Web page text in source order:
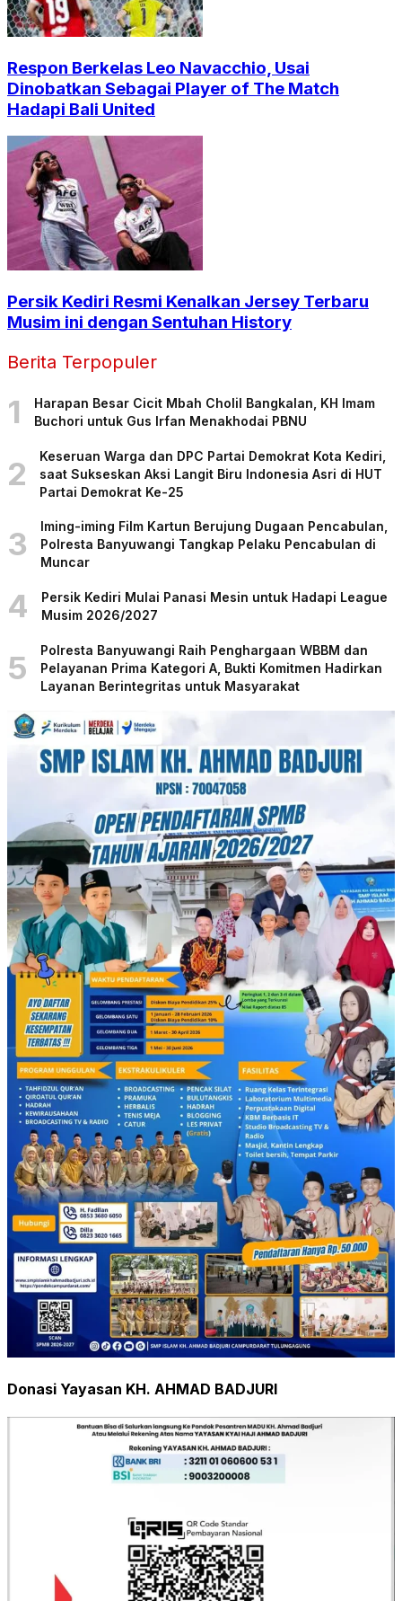
Respon Berkelas Leo Navacchio, Usai
Dinobatkan Sebagai Player of The Match
Hadapi Bali United
Persik Kediri Resmi Kenalkan Jersey Terbaru
Musim ini dengan Sentuhan History
Berita Terpopuler
1
Harapan Besar Cicit Mbah Cholil Bangkalan, KH Imam
Buchori untuk Gus Irfan Menakhodai PBNU
2
Keseruan Warga dan DPC Partai Demokrat Kota Kediri,
saat Sukseskan Aksi Langit Biru Indonesia Asri di HUT
Partai Demokrat Ke-25
3
Iming-iming Film Kartun Berujung Dugaan Pencabulan,
Polresta Banyuwangi Tangkap Pelaku Pencabulan di
Muncar
4
Persik Kediri Mulai Panasi Mesin untuk Hadapi League
Musim 2026/2027
5
Polresta Banyuwangi Raih Penghargaan WBBM dan
Pelayanan Prima Kategori A, Bukti Komitmen Hadirkan
Layanan Berintegritas untuk Masyarakat
Donasi Yayasan KH. AHMAD BADJURI